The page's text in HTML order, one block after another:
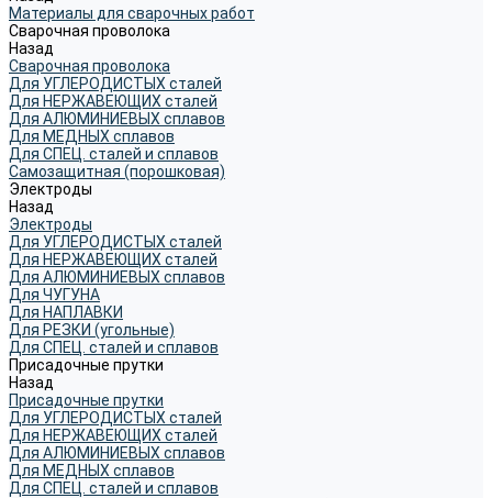
Материалы для сварочных работ
Сварочная проволока
Назад
Сварочная проволока
Для УГЛЕРОДИСТЫХ сталей
Для НЕРЖАВЕЮЩИХ сталей
Для АЛЮМИНИЕВЫХ сплавов
Для МЕДНЫХ сплавов
Для СПЕЦ. сталей и сплавов
Самозащитная (порошковая)
Электроды
Назад
Электроды
Для УГЛЕРОДИСТЫХ сталей
Для НЕРЖАВЕЮЩИХ сталей
Для АЛЮМИНИЕВЫХ сплавов
Для ЧУГУНА
Для НАПЛАВКИ
Для РЕЗКИ (угольные)
Для СПЕЦ. сталей и сплавов
Присадочные прутки
Назад
Присадочные прутки
Для УГЛЕРОДИСТЫХ сталей
Для НЕРЖАВЕЮЩИХ сталей
Для АЛЮМИНИЕВЫХ сплавов
Для МЕДНЫХ сплавов
Для СПЕЦ. сталей и сплавов